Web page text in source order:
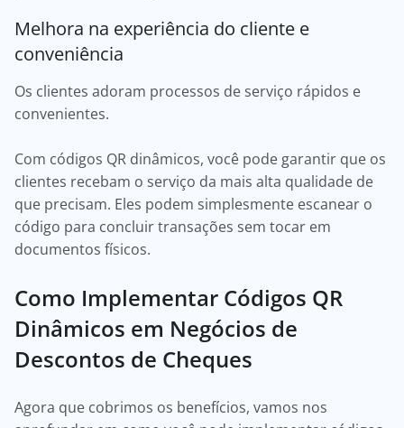
Melhora na experiência do cliente e
conveniência
Os clientes adoram processos de serviço rápidos e
convenientes.
Com códigos QR dinâmicos, você pode garantir que os
clientes recebam o serviço da mais alta qualidade de
que precisam. Eles podem simplesmente escanear o
código para concluir transações sem tocar em
documentos físicos.
Como Implementar Códigos QR
Dinâmicos em Negócios de
Descontos de Cheques
Agora que cobrimos os benefícios, vamos nos